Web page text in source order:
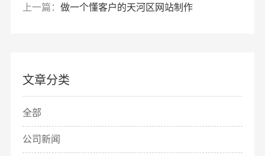
上一篇： 做一个懂客户的天河区网站制作
文章分类
全部
公司新闻